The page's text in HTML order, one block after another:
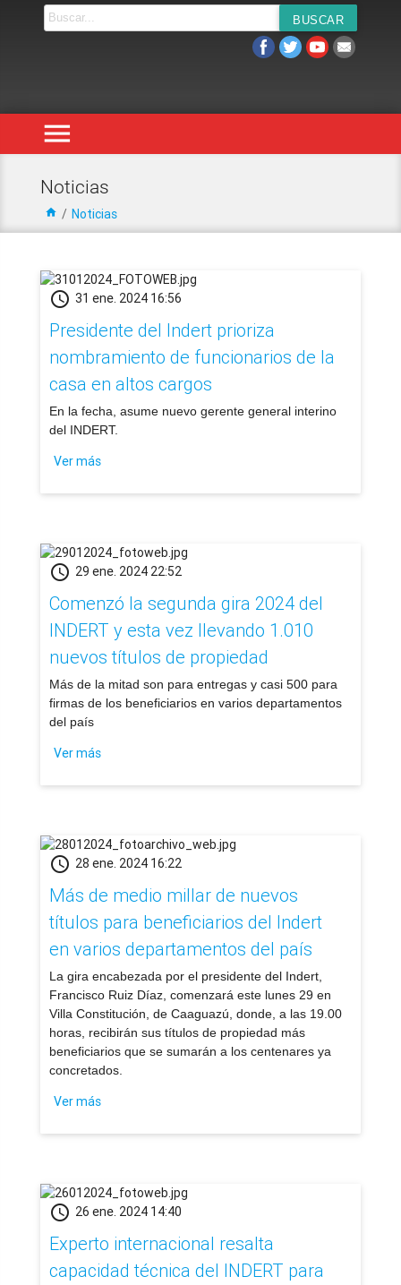
menu
Noticias
home / Noticias
schedule 31 ene. 2024 16:56
Presidente del Indert prioriza
nombramiento de funcionarios de la
casa en altos cargos
​En la fecha, asume nuevo gerente general interino
del INDERT.
Ver más
schedule 29 ene. 2024 22:52
Comenzó la segunda gira 2024 del
INDERT y esta vez llevando 1.010
nuevos títulos de propiedad
​Más de la mitad son para entregas y casi 500 para
firmas de los beneficiarios en varios departamentos
del país
Ver más
schedule 28 ene. 2024 16:22
Más de medio millar de nuevos
títulos para beneficiarios del Indert
en varios departamentos del país
La gira encabezada por el presidente del Indert,
Francisco Ruiz Díaz, comenzará este lunes 29 en
Villa Constitución, de Caaguazú, donde, a las 19.00
horas, recibirán sus títulos de propiedad más
beneficiarios que se sumarán a los centenares ya
concretados.
Ver más
schedule 26 ene. 2024 14:40
Experto internacional resalta
capacidad técnica del INDERT para